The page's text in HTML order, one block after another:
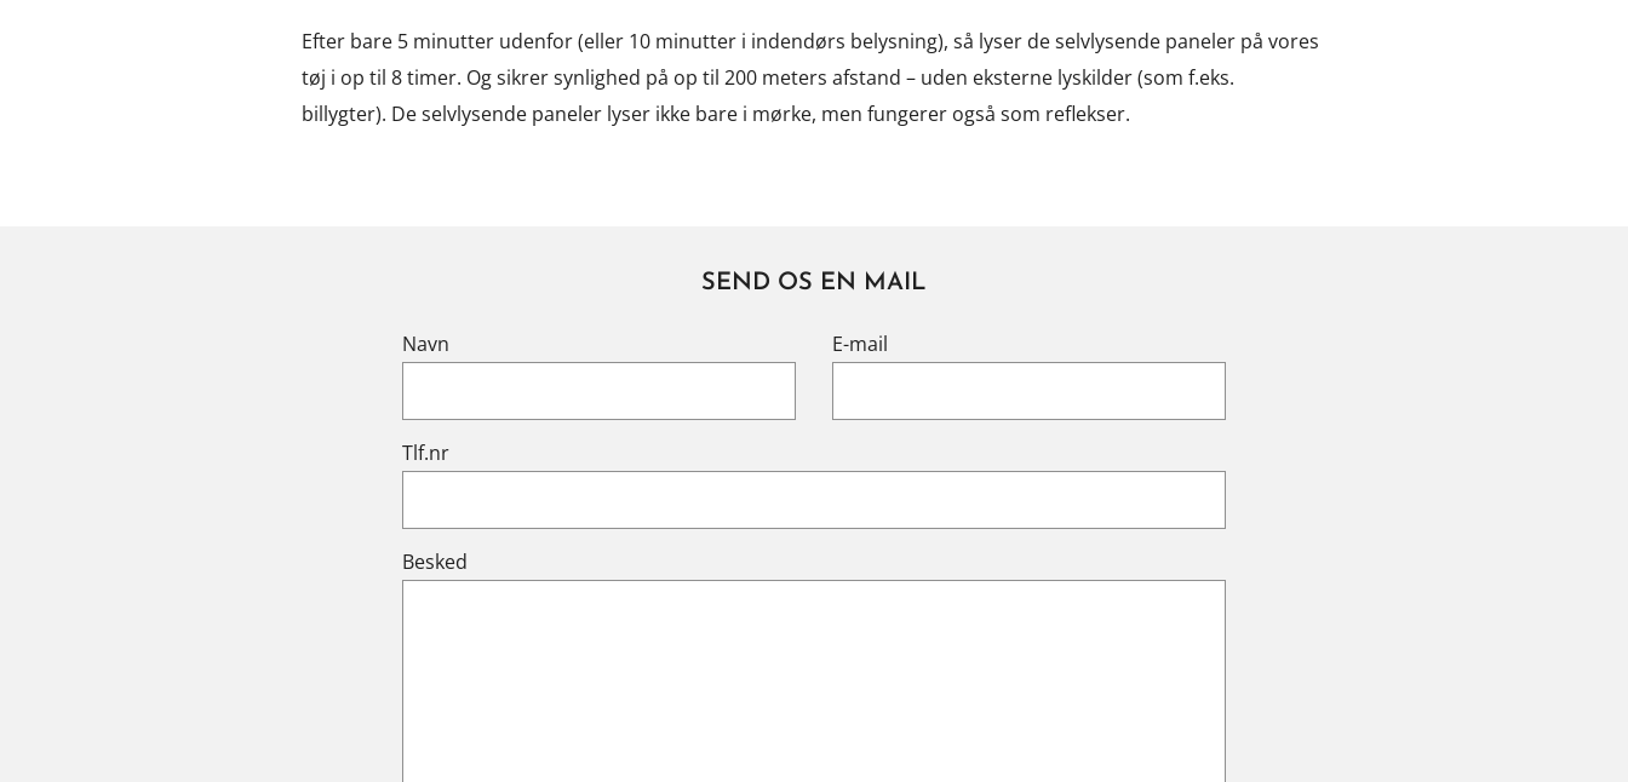
Efter bare 5 minutter udenfor (eller 10 minutter i indendørs belysning), så lyser de selvlysende paneler på vores
tøj i op til 8 timer. Og sikrer synlighed på op til 200 meters afstand – uden eksterne lyskilder (som f.eks.
billygter). De selvlysende paneler lyser ikke bare i mørke, men fungerer også som reflekser.
SEND OS EN MAIL
Navn E-mail
Tlf.nr
Besked